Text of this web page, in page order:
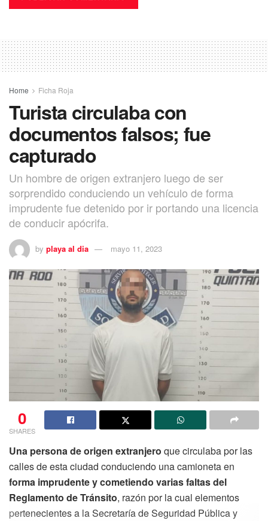
Home Ficha Roja
Turista circulaba con
documentos falsos; fue
capturado
Un hombre de origen extranjero luego de ser
sorprendido conduciendo un vehículo de forma
imprudente fue detenido por ir portando una licencia
de conducir apócrifa.
by playa al dia mayo 11, 2023
0
SHARES
Una persona de origen extranjero que circulaba por las
calles de esta ciudad conduciendo una camioneta en
forma imprudente y cometiendo varias faltas del
Reglamento de Tránsito, razón por la cual elementos
pertenecientes a la Secretaría de Seguridad Pública y